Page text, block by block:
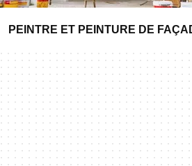
PEINTRE ET PEINTURE DE